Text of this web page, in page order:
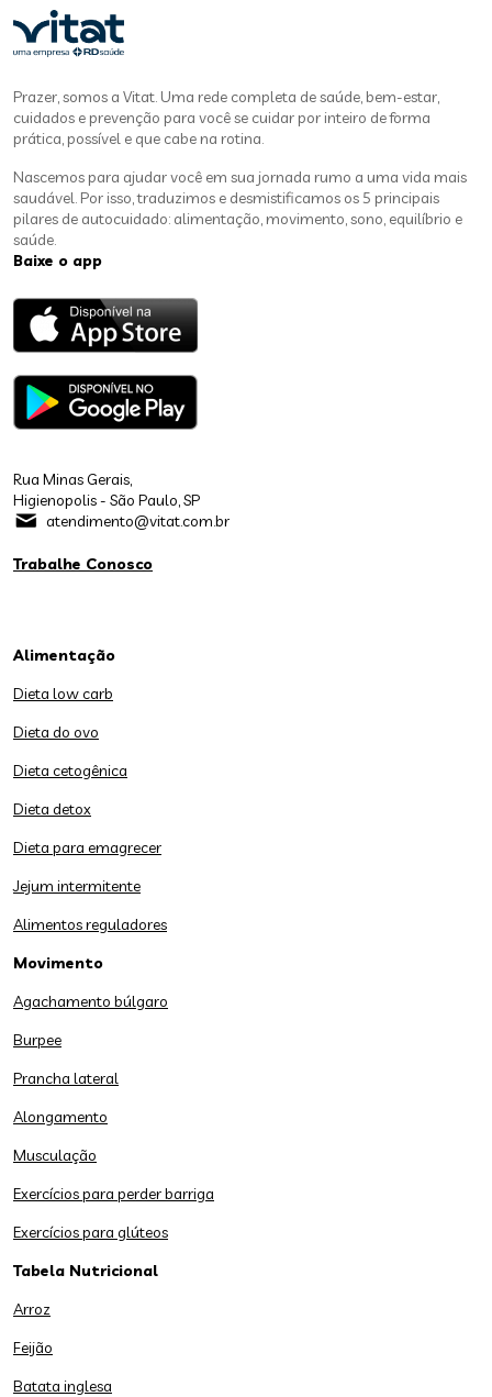
Prazer, somos a Vitat. Uma rede completa de saúde, bem-estar,
cuidados e prevenção para você se cuidar por inteiro de forma
prática, possível e que cabe na rotina.
Nascemos para ajudar você em sua jornada rumo a uma vida mais
saudável. Por isso, traduzimos e desmistificamos os 5 principais
pilares de autocuidado: alimentação, movimento, sono, equilíbrio e
saúde.
Baixe o app
Rua Minas Gerais,
Higienopolis - São Paulo, SP
atendimento@vitat.com.br
Trabalhe Conosco
Alimentação
Dieta low carb
Dieta do ovo
Dieta cetogênica
Dieta detox
Dieta para emagrecer
Jejum intermitente
Alimentos reguladores
Movimento
Agachamento búlgaro
Burpee
Prancha lateral
Alongamento
Musculação
Exercícios para perder barriga
Exercícios para glúteos
Tabela Nutricional
Arroz
Feijão
Batata inglesa